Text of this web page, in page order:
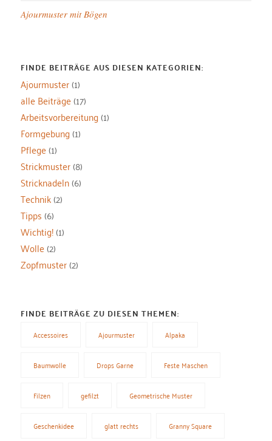
Ajourmuster mit Bögen
FINDE BEITRÄGE AUS DIESEN KATEGORIEN:
Ajourmuster(1)
alle Beiträge(17)
Arbeitsvorbereitung(1)
Formgebung(1)
Pflege(1)
Strickmuster(8)
Stricknadeln(6)
Technik(2)
Tipps(6)
Wichtig!(1)
Wolle(2)
Zopfmuster(2)
FINDE BEITRÄGE ZU DIESEN THEMEN:
Accessoires Ajourmuster Alpaka
Baumwolle Drops Garne Feste Maschen
Filzen gefilzt Geometrische Muster
Geschenkidee glatt rechts Granny Square